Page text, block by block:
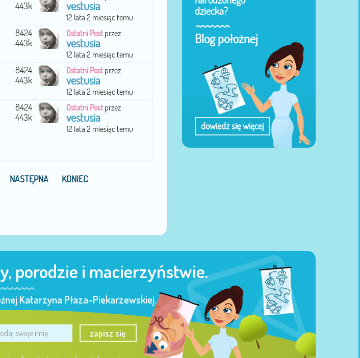
443k vestusia
12 lata 2 miesiąc temu
8424
443k
Ostatni Post przez
vestusia
12 lata 2 miesiąc temu
8424
443k
Ostatni Post przez
vestusia
12 lata 2 miesiąc temu
8424
443k
Ostatni Post przez
vestusia
12 lata 2 miesiąc temu
NASTĘPNA KONIEC
dziecka?
Blog położnej
dowiedz się więcej
porodzie i macierzyństwie.
Katarzyna Płaza-Piekarzewskiej.
zapisz się